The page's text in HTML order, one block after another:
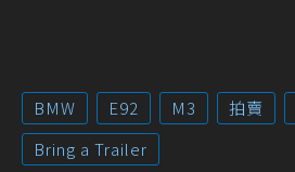
BMW E92 M3 拍賣
Bring a Trailer